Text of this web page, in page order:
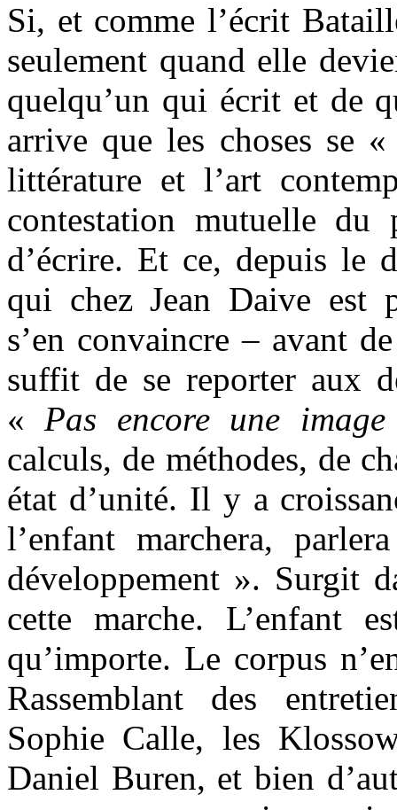
Si, et comme l’écrit
seulement quand elle
quelqu’un qui écrit et de
arrive que les choses se
littérature et l’art
contestation mutuelle
d’écrire. Et ce, depuis le
qui chez Jean Daive est
s’en convaincre – avant
suffit de se reporter aux
«Pas encore une image
calculs, de méthodes, de
état d’unité. Il y a
l’enfant marchera,
développement ». Surgit
cette marche. L’enfant
qu’importe. Le corpus
Rassemblant des
Sophie Calle, les
Daniel Buren, et bien